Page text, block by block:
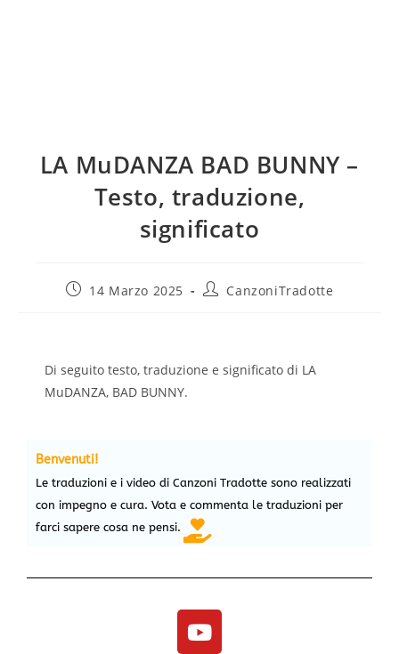
LA MuDANZA BAD BUNNY –
Testo, traduzione,
significato
14 Marzo 2025 CanzoniTradotte
Di seguito testo, traduzione e significato di LA
MuDANZA, BAD BUNNY.
Benvenuti!
Le traduzioni e i video di Canzoni Tradotte sono realizzati
con impegno e cura. Vota e commenta le traduzioni per
farci sapere cosa ne pensi.